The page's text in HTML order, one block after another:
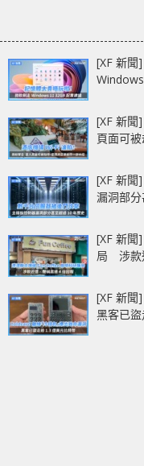
[XF 新
[XF 新聞
頁面可
[XF 新
漏洞部
[XF 新聞
局 涉款
[XF 新聞
黑客已